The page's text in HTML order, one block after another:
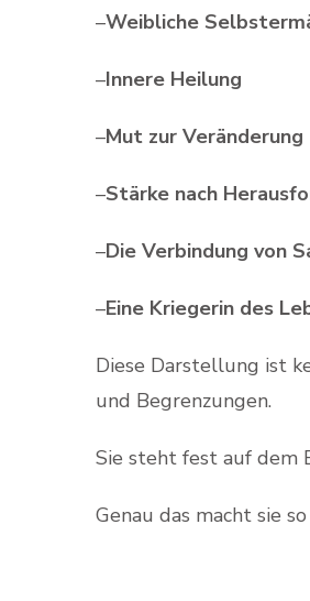
–Weibliche
–Innere Heilung
–Mut zur Veränderung
–Stärke nach
–Die Verbindung von
–Eine Kriegerin des
Diese Darstellung ist
und Begrenzungen.
Sie steht fest auf dem
Genau das macht sie